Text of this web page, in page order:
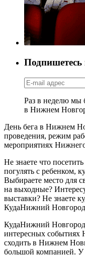
Подпишетесь
Раз в неделю мы
в Нижнем
День бега в Нижнем
проведения, режим
мероприятиях
Не знаете что
погулять с ребенком,
Выбираете место для
на выходные?
выставки? Не знаете
КудаНижний
КудаНижний
интересных событиях
сходить в Нижнем
большой компанией. У